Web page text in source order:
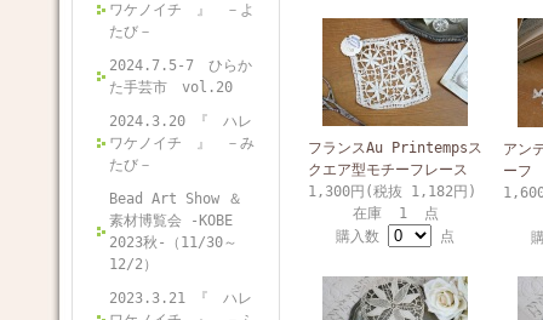
ワケノイチ 』 －よ
たび－
2024.7.5-7 ひらか
た手芸市 vol.20
2024.3.20 『 ハレ
ワケノイチ 』 －み
たび－
Bead Art Show ＆
素材博覧会 -KOBE
2023秋-（11/30～
12/2）
2023.3.21 『 ハレ
フランスAu Printempsス
クエア型モチーフレース
1,300円(税抜 1,182円)
在庫 1 点
購入数
点
アン
ーフ